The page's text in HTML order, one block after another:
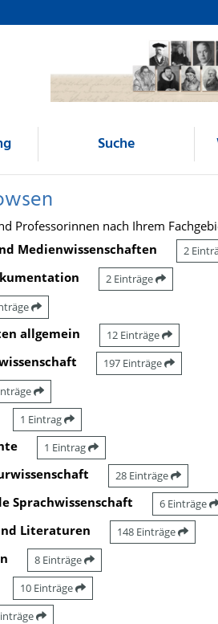
Suche
Professorinnen nach Ihrem
Medienwissenschaften
2
2 Einträge
allgemein 12 Einträge
197 Einträge
1 Eintrag
1 Eintrag
28 Einträge
Sprachwissenschaft 6 Einträge
Literaturen 148 Einträge
8 Einträge
10 Einträge